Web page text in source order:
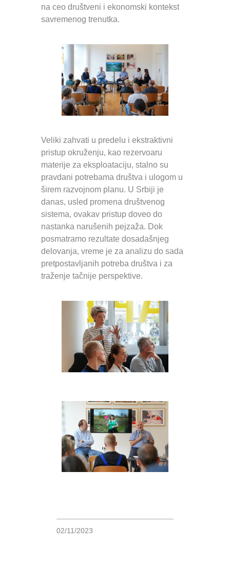
na ceo društveni i ekonomski kontekst
savremenog trenutka.
Veliki zahvati u predelu i ekstraktivni
pristup okruženju, kao rezervoaru
materije za eksploataciju, stalno su
pravdani potrebama društva i ulogom u
širem razvojnom planu. U Srbiji je
danas, usled promena društvenog
sistema, ovakav pristup doveo do
nastanka narušenih pejzaža. Dok
posmatramo rezultate dosadašnjeg
delovanja, vreme je za analizu do sada
pretpostavljanih potreba društva i za
traženje tačnije perspektive.
02/11/2023